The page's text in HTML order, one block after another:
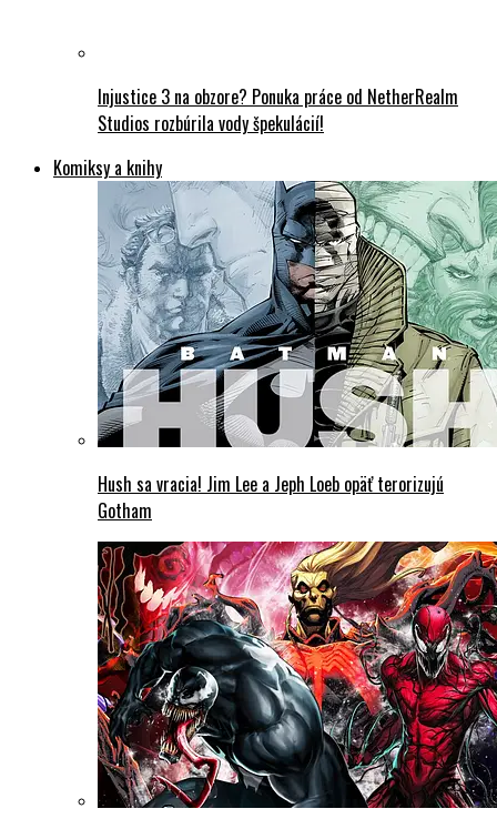
Injustice 3 na obzore? Ponuka práce od NetherRealm
Studios rozbúrila vody špekulácií!
Komiksy a knihy
Hush sa vracia! Jim Lee a Jeph Loeb opäť terorizujú
Gotham